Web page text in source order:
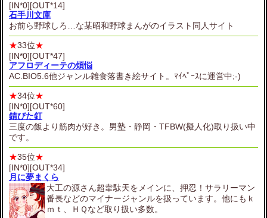
[IN*0][OUT*14]
石手川文庫
お前ら野球しろ…な某昭和野球まんがのイラスト同人サイト
★33位★
[IN*0][OUT*47]
アフロディーテの煩悩
AC.BIO5.6他ジャンル雑食落書き絵サイト。ﾏｲﾍﾟｰｽに運営中;-)
★34位★
[IN*0][OUT*60]
錆びた釘
三度の飯より筋肉が好き。男塾・静岡・TFBW(擬人化)取り扱い中
です。
★35位★
[IN*0][OUT*34]
月に夢まくら
大工の源さん超韋駄天をメインに、押忍！サラリーマン
番長などのマイナージャンルを扱っています。他にもｋ
ｍｔ、ＨＱなど取り扱い多数。